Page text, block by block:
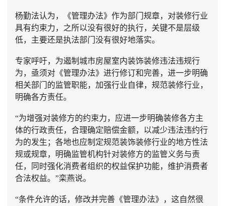
杨勤法认为，《管理办法》作为部门规章，对装修行业
具有约束力，之所以没有很好的执行，关键不是层级
低，主要还是执法部门没有很好地落实。
专家呼吁，为遏制城市房屋室内装饰装修违法违规行
为，亟须对《管理办法》进行修订和完善，进一步明确
相关部门的监管职能，加强行业自律，规范装修行业，
明确各方责任。
“为增强对装修方的约束力，应进一步明确装修各方主
体的行政责任，合理确定赔偿金额，以减少违法违约行
为的发生；各地也应制定规范装饰装修行业的地方性法
规或规章，明确监管机构针对装修方的监管义务与责
任，同时强化消费者组织的权益保护功能，维护消费者
合法权益。”栾燕说。
“条件允许的话，修改并完善《管理办法》，这自然很